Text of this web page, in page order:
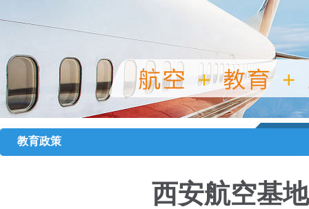
教育政策
西安航空基